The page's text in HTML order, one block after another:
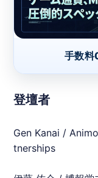
手数料
登壇者
Gen Kanai /
tnerships